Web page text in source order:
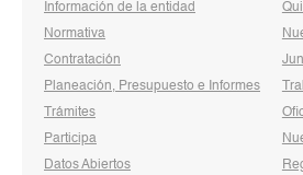
Información de la entidad
Normativa
Contratación
Planeación, Presupuesto e Informes
Trámites
Participa
Datos Abiertos